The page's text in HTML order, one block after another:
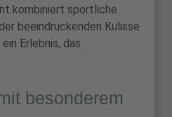
kombiniert sportliche
beeindruckenden Kulisse
Erlebnis, das
besonderem